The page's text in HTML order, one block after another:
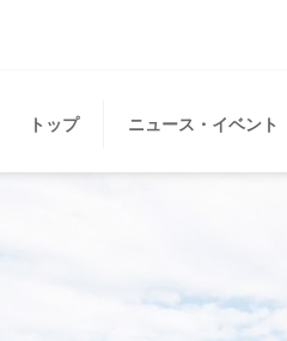
トップ ニュース・イベント